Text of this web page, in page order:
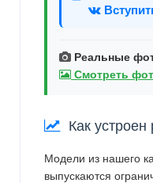
Реальные
Смотреть
Как
Модели из нашего
выпускаются